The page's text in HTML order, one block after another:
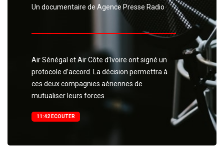
Un documentaire de Agence Presse Radio
Air Sénégal et Air Côte d’Ivoire ont signé un
protocole d’accord. La décision permettra à
ces deux compagnies aériennes de
mutualiser leurs forces
11:42 ECOUTER